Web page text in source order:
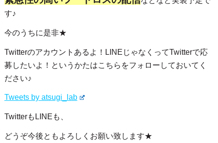
す♪
今のうちに是非★
Twitterのアカウントあるよ！LINEじゃなくってTwitterで応
募したいよ！というかたはこちらをフォローしておいてく
ださい♪
Tweets by atsugi_lab
TwitterもLINEも、
どうぞ今後ともよろしくお願い致します★